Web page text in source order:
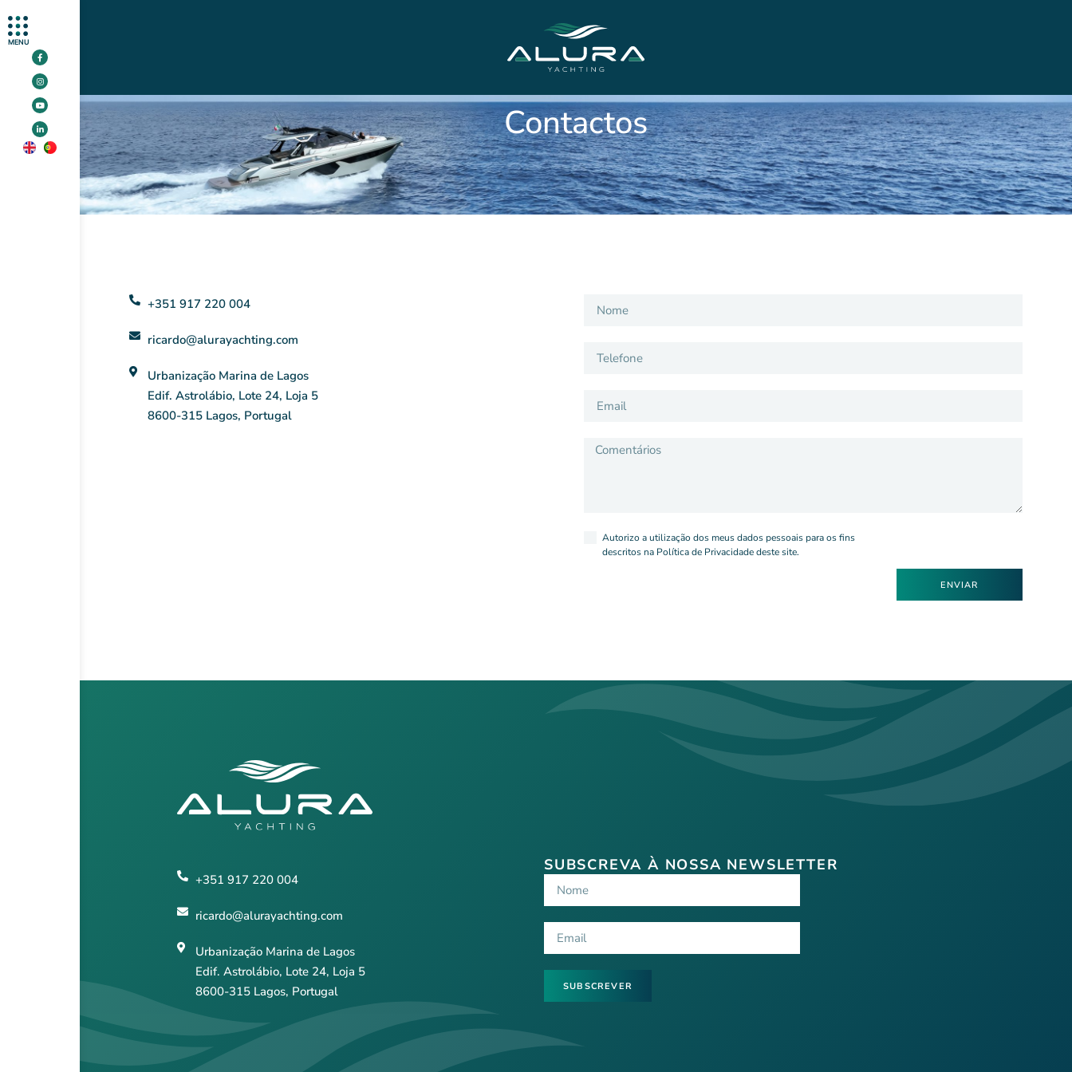
MENU
Contactos
+351 917 220 004
ricardo@alurayachting.com
Urbanização Marina de Lagos
Edif. Astrolábio, Lote 24, Loja 5
8600-315 Lagos, Portugal
Accept
Autorizo a utilização dos meus dados pessoais para os fins
descritos na Política de Privacidade deste site.
ENVIAR
+351 917 220 004
ricardo@alurayachting.com
Urbanização Marina de Lagos
Edif. Astrolábio, Lote 24, Loja 5
8600-315 Lagos, Portugal
SUBSCREVA À NOSSA NEWSLETTER
SUBSCREVER